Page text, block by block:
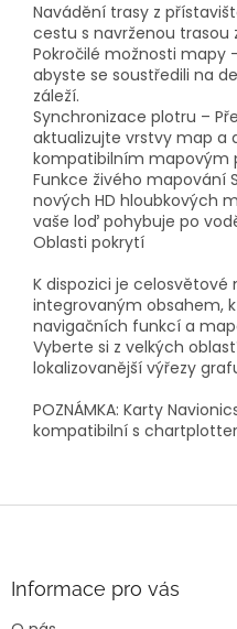
Navádění trasy z
cestu s navrženou trasou
Pokročilé možnosti mapy
abyste se soustředili na
záleží.
Synchronizace plotru –
aktualizujte vrstvy map a
kompatibilním mapovým
Funkce živého mapování
nových HD hloubkových
vaše loď pohybuje po
Oblasti pokrytí
K dispozici je
integrovaným obsahem,
navigačních funkcí a
Vyberte si z velkých
lokalizovanější výřezy
POZNÁMKA: Karty
kompatibilní s
Informace pro vás